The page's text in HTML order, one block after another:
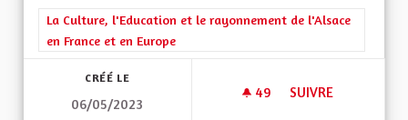
Filtrer les résultats de la catégorie : La Culture, l'Education et
La Culture, l'Education et le rayonnement de l'Alsace
en France et en Europe
CRÉÉ LE
06/05/2023
49 49 ABONNÉS
SUIVRE